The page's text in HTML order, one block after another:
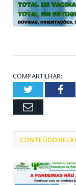
COMPARTILHAR:
Twitter
Email
CONTEÚDO